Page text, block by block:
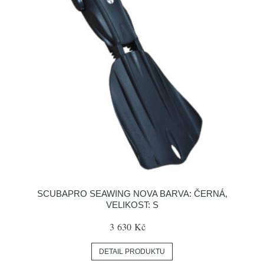
SCUBAPRO SEAWING NOVA BARVA: ČERNÁ,
VELIKOST: S
3 630 Kč
DETAIL PRODUKTU